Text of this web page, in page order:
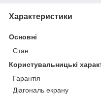
Характеристики
Основні
Стан
Користувальницькі
Гарантія
Діагональ екрану